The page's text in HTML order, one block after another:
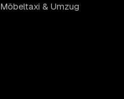
Möbeltaxi & Umzug